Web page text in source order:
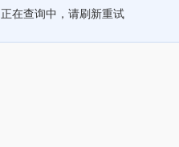
正在查询中，请刷新重试